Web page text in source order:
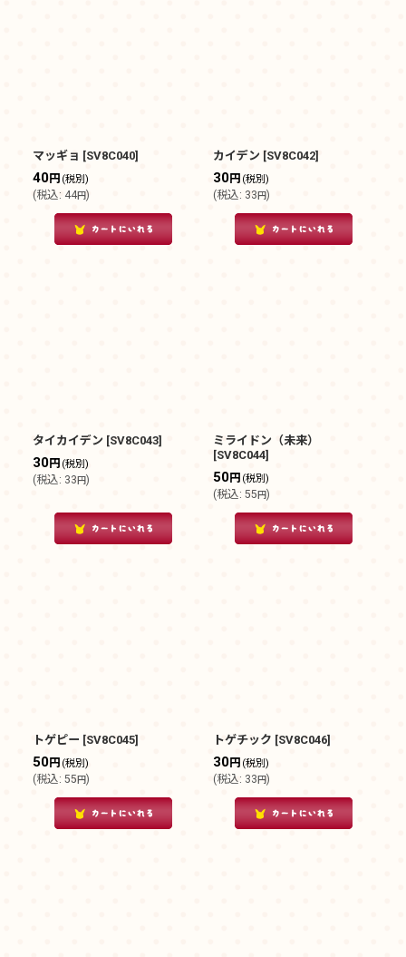
マッギョ [SV8C040]
40円 (税別)
(税込: 44円)
カイデン [SV8C042]
30円 (税別)
(税込: 33円)
タイカイデン [SV8C043]
30円 (税別)
(税込: 33円)
ミライドン（未来）
[SV8C044]
50円 (税別)
(税込: 55円)
トゲピー [SV8C045]
50円 (税別)
(税込: 55円)
トゲチック [SV8C046]
30円 (税別)
(税込: 33円)